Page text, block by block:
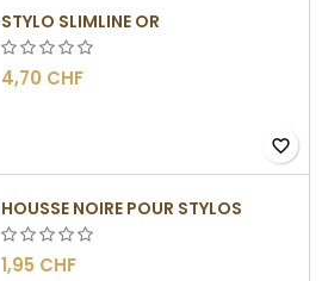
STYLO SLIMLINE OR
4,70 CHF
favorite_border
HOUSSE NOIRE POUR STYLOS
1,95 CHF